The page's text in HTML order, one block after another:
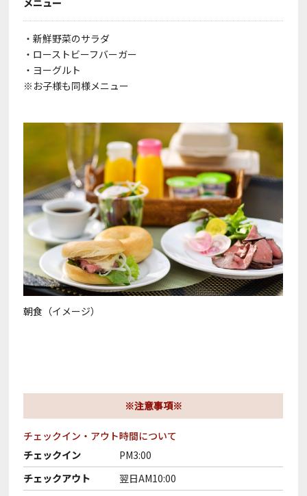
・新鮮野菜のサラダ
・ローストビーフバーガー
・ヨーグルト
※お子様も同様メニュー
朝食（イメージ）
※注意事項※
チェックイン・アウト時間について
チェックイン
PM3:00
チェックアウト
翌日AM10:00